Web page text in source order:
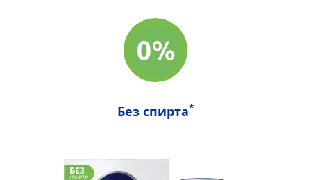
Без спирта*